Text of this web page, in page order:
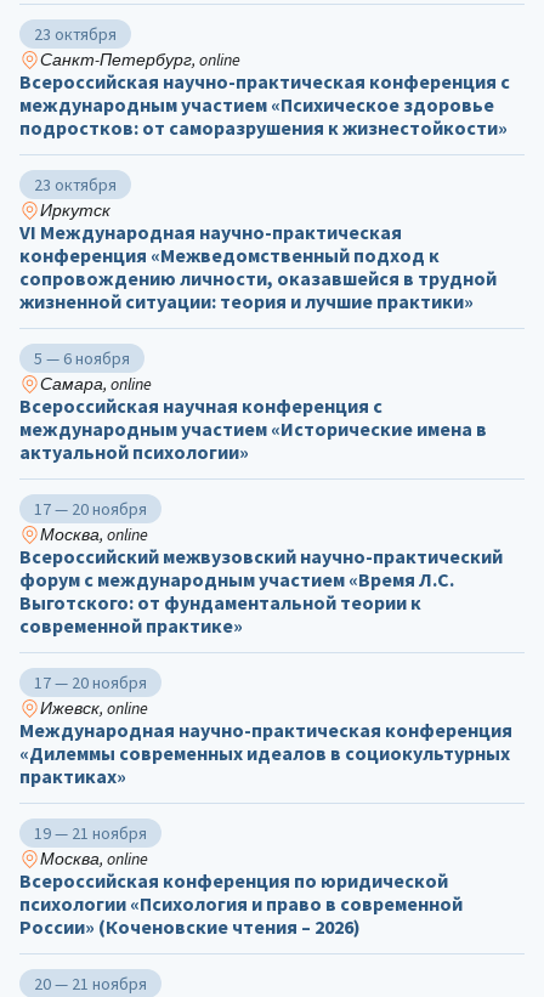
23 октября
Санкт-Петербург, online
Всероссийская научно-практическая конференция с
международным участием «Психическое здоровье
подростков: от саморазрушения к жизнестойкости»
23 октября
Иркутск
VI Международная научно-практическая
конференция «Межведомственный подход к
сопровождению личности, оказавшейся в трудной
жизненной ситуации: теория и лучшие практики»
5 — 6 ноября
Самара, online
Всероссийская научная конференция с
международным участием «Исторические имена в
актуальной психологии»
17 — 20 ноября
Москва, online
Всероссийский межвузовский научно-практический
форум с международным участием «Время Л.С.
Выготского: от фундаментальной теории к
современной практике»
17 — 20 ноября
Ижевск, online
Международная научно-практическая конференция
«Дилеммы современных идеалов в социокультурных
практиках»
19 — 21 ноября
Москва, online
Всероссийская конференция по юридической
психологии «Психология и право в современной
России» (Коченовские чтения – 2026)
20 — 21 ноября